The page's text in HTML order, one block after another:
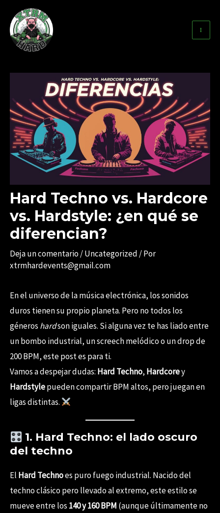
contenido
Hard Techno vs. Hardcore
vs. Hardstyle: ¿en qué se
diferencian?
Deja un comentario/Uncategorized/ Por
xtrmhardevents@gmail.com
En el universo de la música electrónica, los sonidos
duros tienen su propio planeta. Pero no todos los
géneros hardson iguales. Si alguna vez te has liado entre
un bombo industrial, un screech melódico o un drop de
200 BPM, este post es para ti.
Vamos a despejar dudas: Hard Techno, Hardcorey
Hardstylepueden compartir BPM altos, pero juegan en
ligas distintas.
1. Hard Techno: el lado oscuro
del techno
El Hard Technoes puro fuego industrial. Nacido del
techno clásico pero llevado al extremo, este estilo se
mueve entre los 140 y 160 BPM (aunque últimamente no